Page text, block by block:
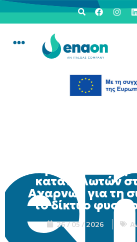
Κινητή μονάδα
καταναλωτών
Αχαρνών για τη
το δίκτυο
26 / 05 / 2026